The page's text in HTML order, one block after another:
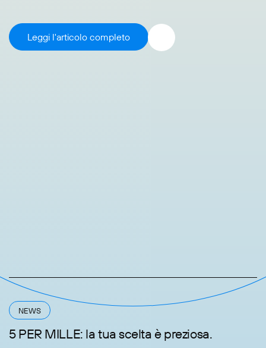
Leggi l'articolo completo
NEWS
5 PER MILLE: la tua scelta è preziosa.